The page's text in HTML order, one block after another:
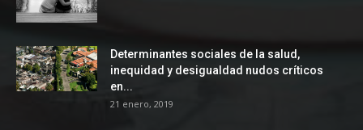
Determinantes sociales de la salud,
inequidad y desigualdad nudos críticos
en...
21 enero, 2019